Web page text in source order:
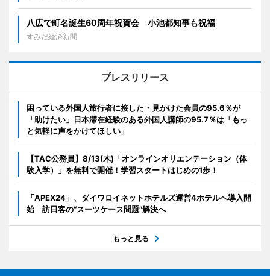
八広で町名誕生60周年祝賀会 小池都知事も祝福
すみだ経済新聞
プレスリリース
困っている外国人旅行者に接した・見かけた会員の95.6％が
「助けたい」日本滞在経験のある外国人講師の95.7％は「もっ
と気軽に声をかけてほしい」
【TAC公務員】8/13(木)「オンラインオリエンテーション（体
験入学）」を無料で開催！学習スタートはじめの1歩！
「APEX24」、ダイワロイネットホテルズ運営4ホテルへ導入開
始 訪日客の“スーツケース問題”解決へ
もっと見る